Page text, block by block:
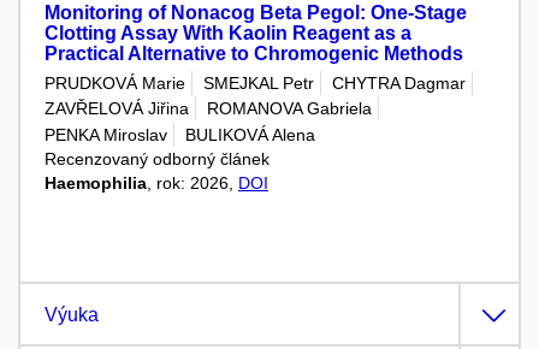
Monitoring of Nonacog Beta Pegol: One-Stage
Clotting Assay With Kaolin Reagent as a
Practical Alternative to Chromogenic Methods
PRUDKOVÁ Marie SMEJKAL Petr
CHYTRA Dagmar
ZAVŘELOVÁ Jiřina
ROMANOVA Gabriela
PENKA Miroslav
BULIKOVÁ Alena
Recenzovaný odborný článek
Haemophilia , rok: 2026, DOI
Výuka